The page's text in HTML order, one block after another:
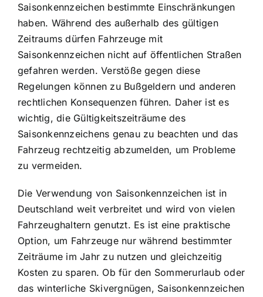
Saisonkennzeichen bestimmte Einschränkungen
haben. Während des außerhalb des gültigen
Zeitraums dürfen Fahrzeuge mit
Saisonkennzeichen nicht auf öffentlichen Straßen
gefahren werden. Verstöße gegen diese
Regelungen können zu Bußgeldern und anderen
rechtlichen Konsequenzen führen. Daher ist es
wichtig, die Gültigkeitszeiträume des
Saisonkennzeichens genau zu beachten und das
Fahrzeug rechtzeitig abzumelden, um Probleme
zu vermeiden.
Die Verwendung von Saisonkennzeichen ist in
Deutschland weit verbreitet und wird von vielen
Fahrzeughaltern genutzt. Es ist eine praktische
Option, um Fahrzeuge nur während bestimmter
Zeiträume im Jahr zu nutzen und gleichzeitig
Kosten zu sparen. Ob für den Sommerurlaub oder
das winterliche Skivergnügen, Saisonkennzeichen